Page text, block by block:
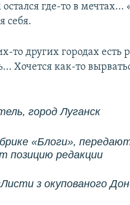
где-то в
себя.
то других городах
Хочется как-то
город Луганск
«Блоги»,
позицию редакции
з окупованого